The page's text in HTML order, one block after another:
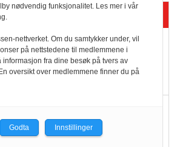
Mat er viktigere enn
pris når elbilister
legger ned hver måned
nødvendig funksjonalitet. Les mer i vår
nettverket. Om du samtykker under, vil
på nettstedene til medlemmene i
informasjon fra dine besøk på tvers av
oversikt over medlemmene finner du på
Godta Innstillinger